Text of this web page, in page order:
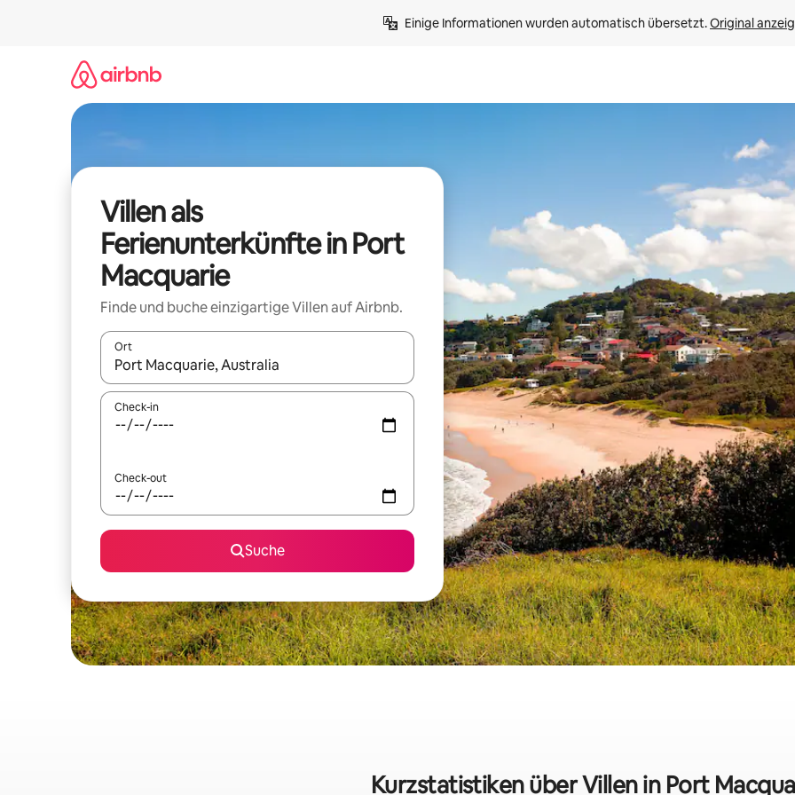
Einige Informationen wurden automatisch übersetzt. Original
Villen als
Ferienunterkünfte in Port
Macquarie
Finde und buche einzigartige Villen auf Airbnb.
Ort
Wenn Ergebnisse verfügbar sind, navigiere mit den Pfeiltasten nach oben und unten oder erkunde die Ergebnisse
Check-in
Check-out
Suche
Kurzstatistiken über Villen in Port